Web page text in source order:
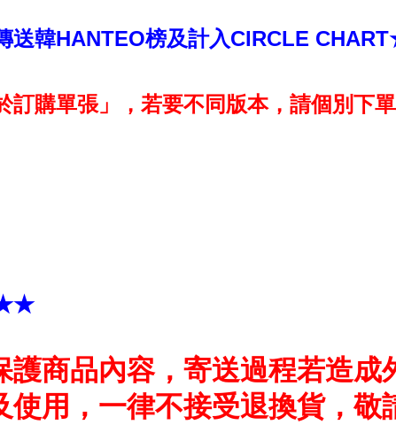
送韓HANTEO榜及計入CIRCLE
購單張」，若要不同版本，請個別下
★★
商品內容，寄送過程若造成
用，一律不接受退換貨，敬